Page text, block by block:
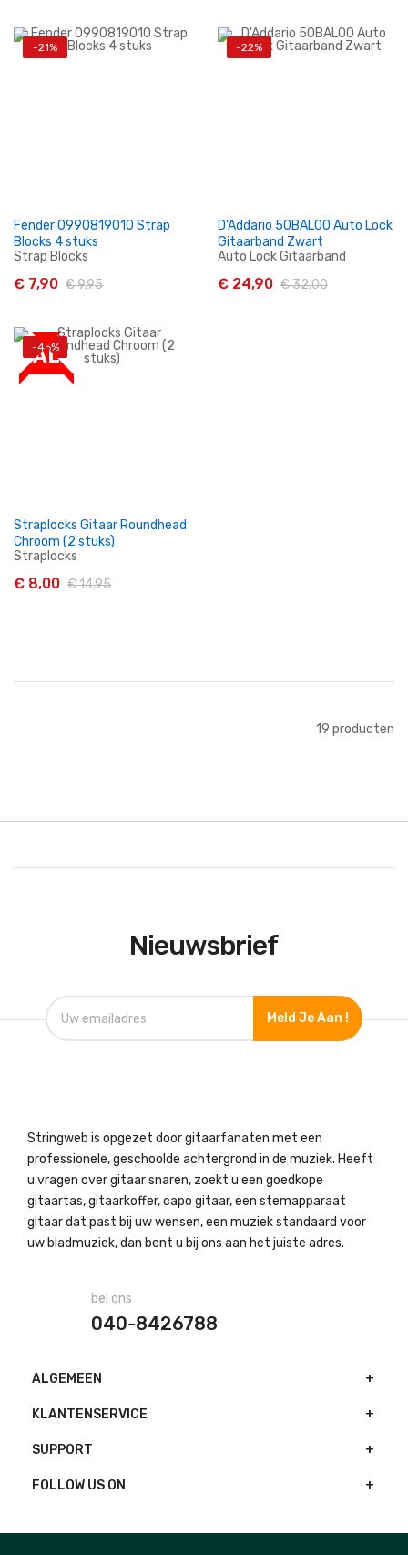
In Winkelwagen In Winkelwagen
-21%
In Winkelwagen
Fender 0990819010 Strap
Blocks 4 stuks
Strap Blocks
€ 7,90 € 9,95
-22%
D'Addario 50BAL00 Auto Lock
Gitaarband Zwart
Auto Lock Gitaarband
€ 24,90 € 32,00
SALE
-46%
Straplocks Gitaar Roundhead
Chroom (2 stuks)
Straplocks
€ 8,00 € 14,95
19 producten
Nieuwsbrief
Meld Je Aan !
Stringweb is opgezet door gitaarfanaten met een
professionele, geschoolde achtergrond in de muziek. Heeft
u vragen over gitaar snaren, zoekt u een goedkope
gitaartas, gitaarkoffer, capo gitaar, een stemapparaat
gitaar dat past bij uw wensen, een muziek standaard voor
uw bladmuziek, dan bent u bij ons aan het juiste adres.
bel ons
040-8426788
ALGEMEEN
KLANTENSERVICE
SUPPORT
FOLLOW US ON